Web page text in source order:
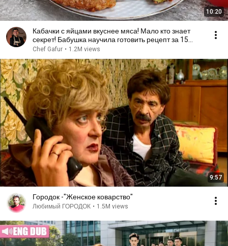
10:20
Кабачки с яйцами вкуснее мяса! Мало кто знает
секрет! Бабушка научила готовить рецепт за 15
минут
Chef Gafur • 1.2M views
9:57
Городок -"Женское коварство"
Любимый ГОРОДОК • 1.5M views